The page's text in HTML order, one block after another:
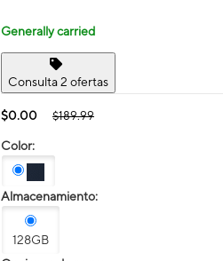
Generally carried
Consulta 2 ofertas
$0.00 $189.99
Color:
Almacenamiento:
128GB